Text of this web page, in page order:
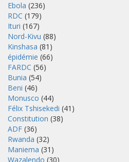
Ebola (236)
RDC (179)
Ituri (167)
Nord-Kivu (88)
Kinshasa (81)
épidémie (66)
FARDC (56)
Bunia (54)
Beni (46)
Monusco (44)
Félix Tshisekedi (41)
Constitution (38)
ADF (36)
Rwanda (32)
Maniema (31)
Wazalendo (30)